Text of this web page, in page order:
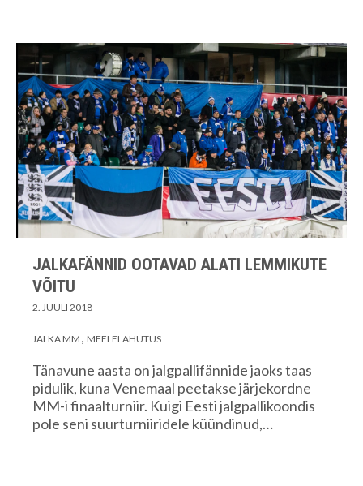
JALKAFÄNNID OOTAVAD ALATI LEMMIKUTE
VÕITU
2. JUULI 2018
JALKA MM MEELELAHUTUS
Tänavune aasta on jalgpallifännide jaoks taas
pidulik, kuna Venemaal peetakse järjekordne
MM-i finaalturniir. Kuigi Eesti jalgpallikoondis
pole seni suurturniiridele küündinud,…